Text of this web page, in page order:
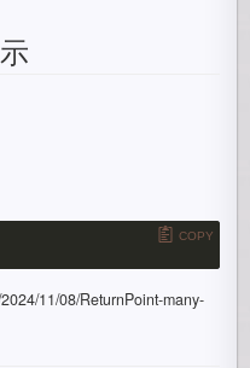
COPY
11/08/ReturnPoint-many-